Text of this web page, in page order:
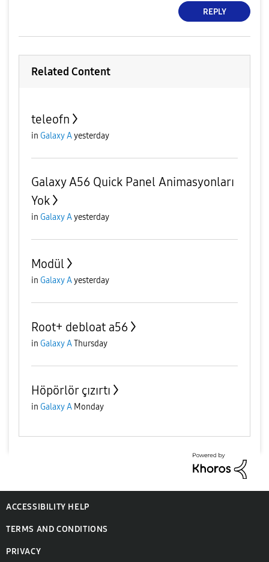
REPLY
Related Content
teleofn
in Galaxy Ayesterday
Galaxy A56 Quick Panel Animasyonları
Yok
in Galaxy Ayesterday
Modül
in Galaxy Ayesterday
Root+ debloat a56
in Galaxy AThursday
Höpörlör çızırtı
in Galaxy A Monday
ACCESSIBILITY HELP
TERMS AND CONDITIONS
PRIVACY